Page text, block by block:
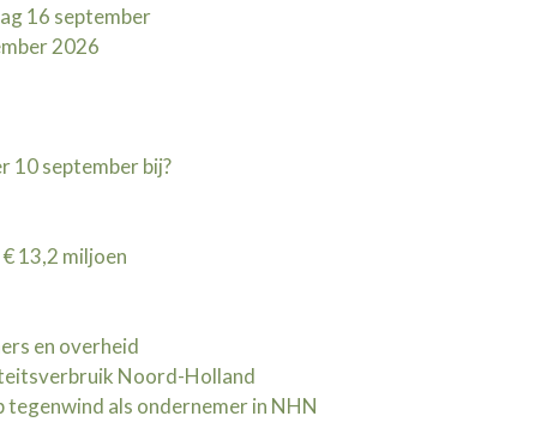
16 september
2026
10 september bij?
13,2 miljoen
en overheid
Noord-Holland
als ondernemer in NHN | 30 september